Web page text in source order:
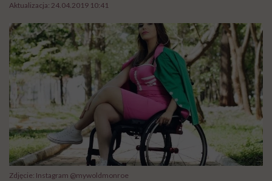
Aktualizacja: 24.04.2019 10:41
Zdjęcie: Instagram @mywoldmonroe